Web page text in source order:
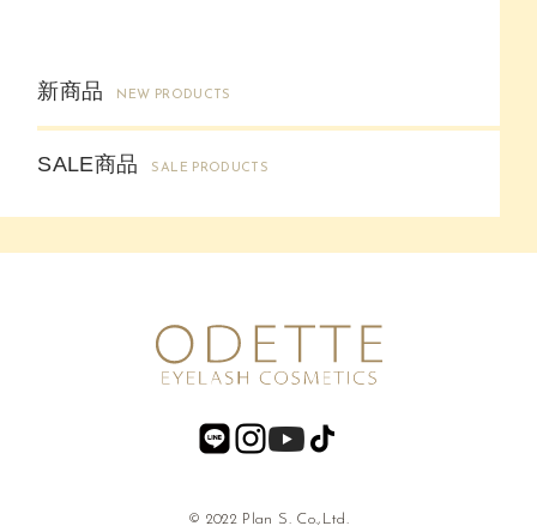
新商品 NEW PRODUCTS
SALE商品 SALE PRODUCTS
© 2022 Plan S. Co.,Ltd.